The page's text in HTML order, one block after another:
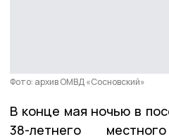
Фото: архив ОМВД «Сосновский»
В конце мая ночью в
38-летнего